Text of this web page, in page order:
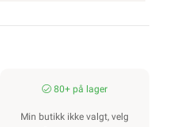
80+ på lager
Min butikk ikke valgt, velg